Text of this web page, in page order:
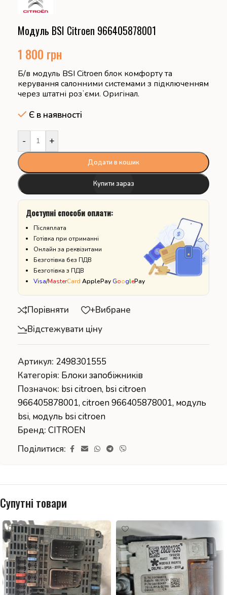
Модуль BSI Citroen 966405878001
1 800 грн
Б/в модуль BSI Citroen блок комфорту та
керування салонними системами з підключенням
через штатні розʼєми. Оригінал.
Є в наявності
- +
Додати в кошик
Купити зараз
Доступні способи оплати:
Післяплата
Готівка при отриманні
Онлайн за реквізитами
Безготівка без ПДВ
Безготівка з ПДВ
Visa/MasterCard ApplePay GooglePay
Порівняти
+Вибране
Відстежувати ціну
Артикул: 2498301555
Категорія: Блоки запобіжників
Позначок: bsi citroen, bsi citroen
966405878001, citroen 966405878001, модуль
bsi, модуль bsi citroen
Бренд: CITROEN
Поділитися:
Супутні товари